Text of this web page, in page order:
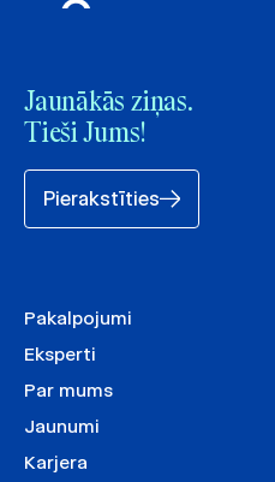
Jaunākās ziņas.
Tieši Jums!
Pierakstīties
Pakalpojumi
Eksperti
Par mums
Jaunumi
Karjera